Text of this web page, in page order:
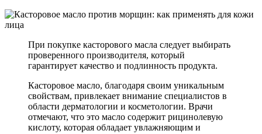
При покупке касторового масла следует выбирать
проверенного производителя, который
гарантирует качество и подлинность продукта.
Касторовое масло, благодаря своим уникальным
свойствам, привлекает внимание специалистов в
области дерматологии и косметологии. Врачи
отмечают, что это масло содержит рицинолевую
кислоту, которая обладает увлажняющим и